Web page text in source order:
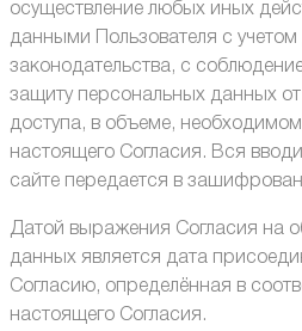
осуществление любых иных
данными Пользователя с
законодательства, с
защиту персональных данных
доступа, в объеме,
настоящего Согласия. Вся
сайте передается в
Датой выражения Согласия на
данных является дата
Согласию, определённая в
настоящего Согласия.